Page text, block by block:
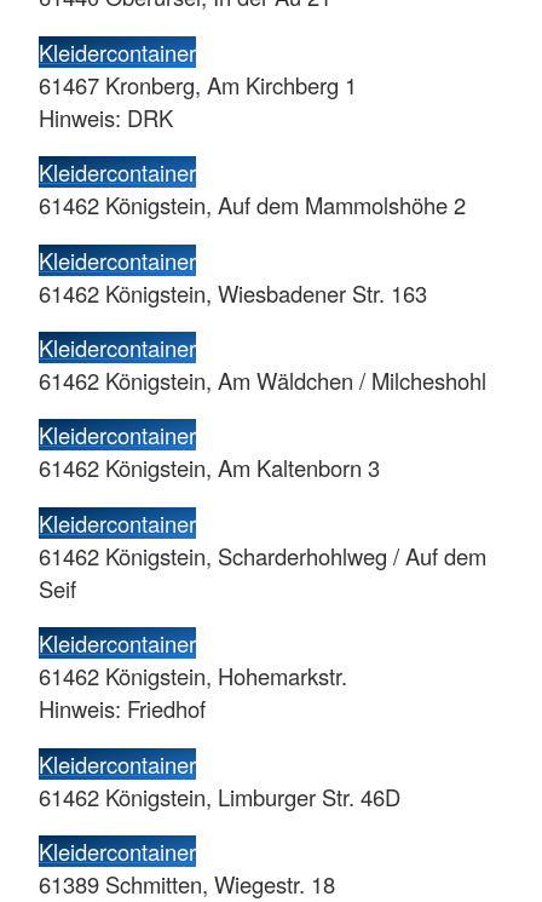
Kleidercontainer
61467 Kronberg, Am Kirchberg 1
Hinweis: DRK
Kleidercontainer
61462 Königstein, Auf dem Mammolshöhe 2
Kleidercontainer
61462 Königstein, Wiesbadener Str. 163
Kleidercontainer
61462 Königstein, Am Wäldchen / Milcheshohl
Kleidercontainer
61462 Königstein, Am Kaltenborn 3
Kleidercontainer
61462 Königstein, Scharderhohlweg / Auf dem
Seif
Kleidercontainer
61462 Königstein, Hohemarkstr.
Hinweis: Friedhof
Kleidercontainer
61462 Königstein, Limburger Str. 46D
Kleidercontainer
61389 Schmitten, Wiegestr. 18